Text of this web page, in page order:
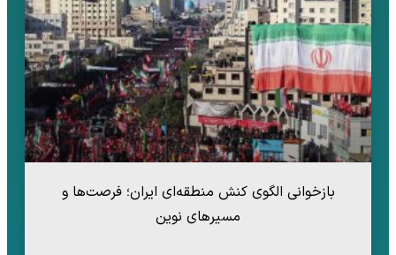
بازخوانی الگوی کنش منطقه‌ای ایران؛ فرصت‌ها و
مسیرهای نوین